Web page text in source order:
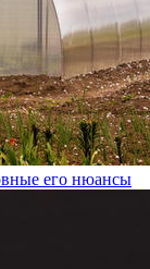
его нюансы